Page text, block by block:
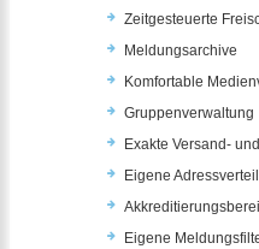
Zeitgesteuerte
Meldungsarchive
Komfortable
Gruppenverwaltung
Exakte Versand-
Eigene
Eigene